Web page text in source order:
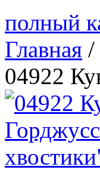
полный
Главная /
04922